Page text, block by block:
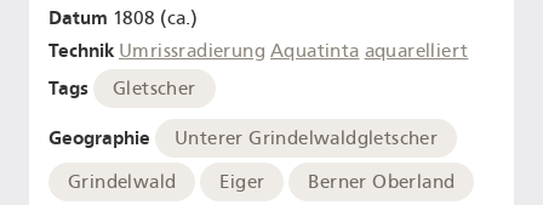
Datum 1808 (ca.)
Technik Umrissradierung Aquatinta aquarelliert
Tags Gletscher
Geographie
Unterer Grindelwaldgletscher
Grindelwald
Eiger
Berner Oberland